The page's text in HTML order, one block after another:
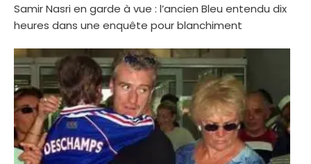
Samir Nasri en garde à vue : l’ancien Bleu entendu dix
heures dans une enquête pour blanchiment